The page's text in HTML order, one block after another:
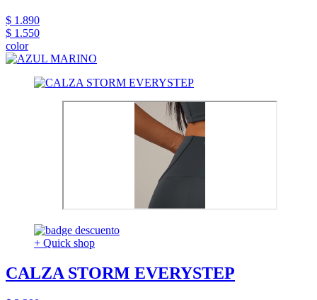
$ 1.890
$ 1.550
color
+ Quick shop
CALZA STORM EVERYSTEP